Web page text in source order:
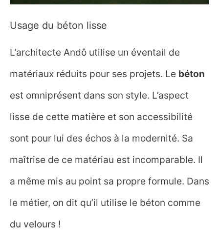
Usage du béton lisse
L’architecte Andô utilise un éventail de
matériaux réduits pour ses projets. Le béton
est omniprésent dans son style. L’aspect
lisse de cette matière et son accessibilité
sont pour lui des échos à la modernité. Sa
maîtrise de ce matériau est incomparable. Il
a même mis au point sa propre formule. Dans
le métier, on dit qu’il utilise le béton comme
du velours !